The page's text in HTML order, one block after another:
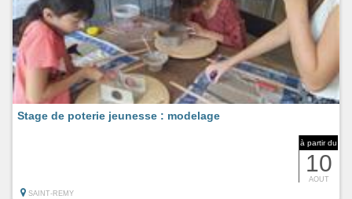
à partir du
10
AOUT
Stage de poterie jeunesse : modelage
SAINT-REMY